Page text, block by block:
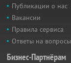
Публикации о нас
Вакансии
Правила сервиса
Ответы на вопросы
Бизнес-Партнёрам